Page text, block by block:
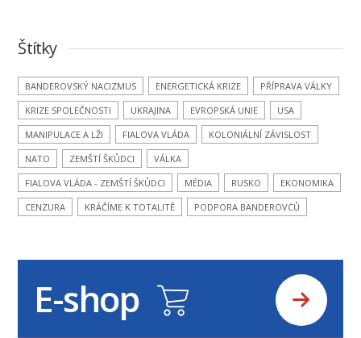
Štítky
BANDEROVSKÝ NACIZMUS ENERGETICKÁ KRIZE
PŘÍPRAVA VÁLKY
KRIZE SPOLEČNOSTI
UKRAJINA EVROPSKÁ UNIE
USA
MANIPULACE A LŽI
FIALOVA VLÁDA
KOLONIÁLNÍ ZÁVISLOST
NATO
ZEMŠTÍ ŠKŮDCI
VÁLKA
FIALOVA VLÁDA - ZEMŠTÍ ŠKŮDCI
MÉDIA RUSKO
EKONOMIKA
CENZURA
KRÁČÍME K TOTALITĚ PODPORA BANDEROVCŮ
E-shop